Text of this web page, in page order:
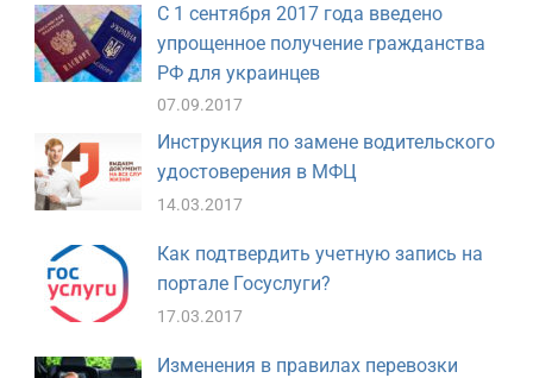
С 1 сентября 2017 года введено
упрощенное получение гражданства
РФ для украинцев
07.09.2017
Инструкция по замене водительского
удостоверения в МФЦ
14.03.2017
Как подтвердить учетную запись на
портале Госуслуги?
17.03.2017
Изменения в правилах перевозки